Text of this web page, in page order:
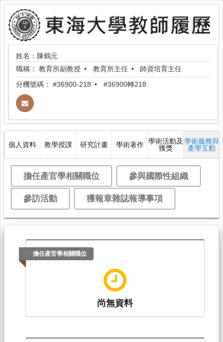
姓名：陳鶴元
職稱： 教育所副教授 教育所主任
師資培育主任
分機號碼： #36900-218 #36900轉218
個人資料 教學授課 研究計畫 學術著作 學術活動及
獲獎
學術服務與
產學互動
擔任產官學相關職位 參與國際性組織
參訪活動 獲報章雜誌報導事項
擔任產官學相關職位
尚無資料